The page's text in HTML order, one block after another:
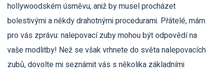
hollywoodském úsměvu, aniž by musel procházet
bolestivými a někdy drahotnými procedurami. Přátelé, mám
pro vás zprávu: nalepovací zuby mohou být odpovědí na
vaše modlitby! Než se však vrhnete do světa nalepovacích
zubů, dovolte mi seznámit vás s několika základními